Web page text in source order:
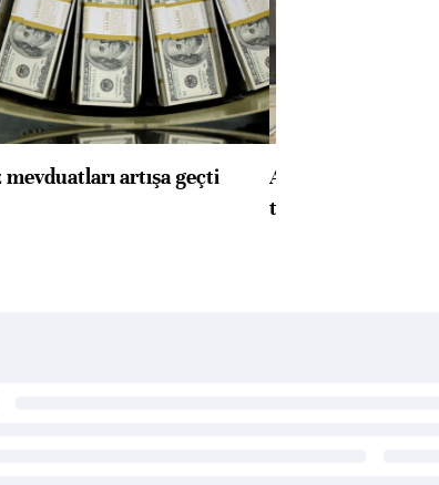
artışa geçti
ABD'de konut
toparlandı